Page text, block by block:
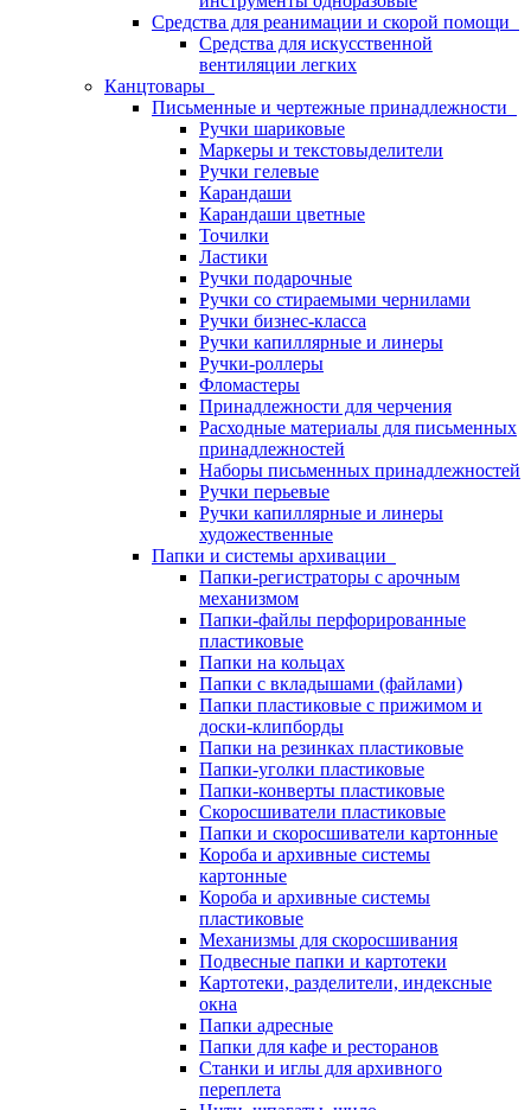
Средства для реанимации и скорой помощи
Средства для искусственной
вентиляции легких
Канцтовары
Письменные и чертежные принадлежности
Ручки шариковые
Маркеры и текстовыделители
Ручки гелевые
Карандаши
Карандаши цветные
Точилки
Ластики
Ручки подарочные
Ручки со стираемыми чернилами
Ручки бизнес-класса
Ручки капиллярные и линеры
Ручки-роллеры
Фломастеры
Принадлежности для черчения
Расходные материалы для письменных
принадлежностей
Наборы письменных принадлежностей
Ручки перьевые
Ручки капиллярные и линеры
художественные
Папки и системы архивации
Папки-регистраторы с арочным
механизмом
Папки-файлы перфорированные
пластиковые
Папки на кольцах
Папки с вкладышами (файлами)
Папки пластиковые с прижимом и
доски-клипборды
Папки на резинках пластиковые
Папки-уголки пластиковые
Папки-конверты пластиковые
Скоросшиватели пластиковые
Папки и скоросшиватели картонные
Короба и архивные системы
картонные
Короба и архивные системы
пластиковые
Механизмы для скоросшивания
Подвесные папки и картотеки
Картотеки, разделители, индексные
окна
Папки адресные
Папки для кафе и ресторанов
Станки и иглы для архивного
переплета